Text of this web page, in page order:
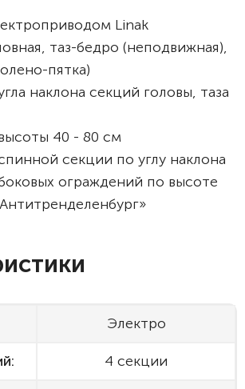
Linak
таз-бедро (неподвижная),
пятка)
наклона секций головы, таза
40 - 80 см
секции по углу наклона
ограждений по высоте
Электро
4 секции